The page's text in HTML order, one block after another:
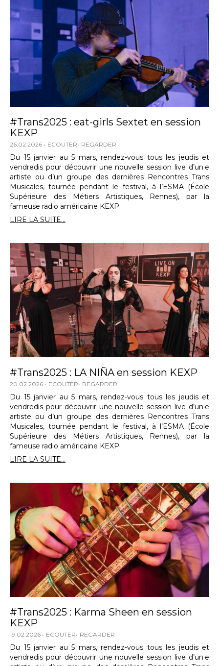
#Trans2025 : eat-girls Sextet en session
KEXP
26.02.2026 ECOUTER REGARDER
Du 15 janvier au 5 mars, rendez-vous tous les jeudis et
vendredis pour découvrir une nouvelle session live d’un·e
artiste ou d’un groupe des dernières Rencontres Trans
Musicales, tournée pendant le festival, à l’ESMA (École
Supérieure des Métiers Artistiques, Rennes), par la
fameuse radio américaine KEXP.
LIRE LA SUITE...
#Trans2025 : LA NIÑA en session KEXP
20.02.2026 ECOUTER REGARDER
Du 15 janvier au 5 mars, rendez-vous tous les jeudis et
vendredis pour découvrir une nouvelle session live d’un·e
artiste ou d’un groupe des dernières Rencontres Trans
Musicales, tournée pendant le festival, à l’ESMA (École
Supérieure des Métiers Artistiques, Rennes), par la
fameuse radio américaine KEXP.
LIRE LA SUITE...
#Trans2025 : Karma Sheen en session
KEXP
19.02.2026 ECOUTER REGARDER
Du 15 janvier au 5 mars, rendez-vous tous les jeudis et
vendredis pour découvrir une nouvelle session live d’un·e